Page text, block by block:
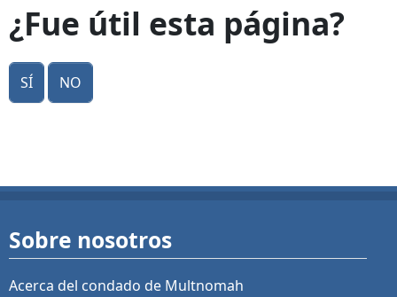
¿Fue útil esta página?
Sí No
Sobre nosotros
Acerca del condado de Multnomah